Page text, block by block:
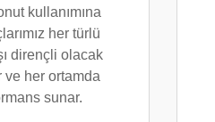
kullanımına
her türlü
dirençli olacak
ve her ortamda
sunar.